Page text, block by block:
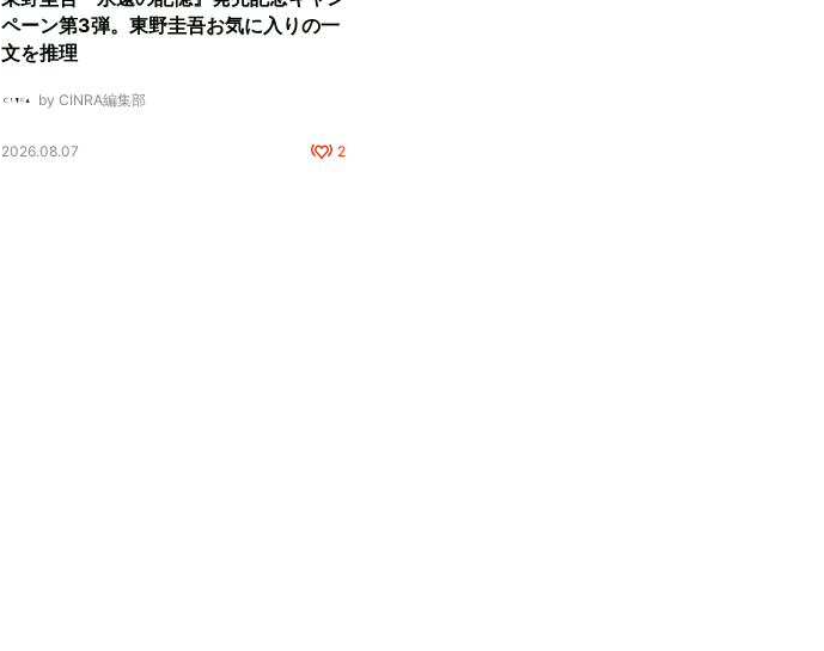
ペーン第3弾。東野圭吾お気に入りの一
文を推理
by CINRA編集部
2026.08.07 2